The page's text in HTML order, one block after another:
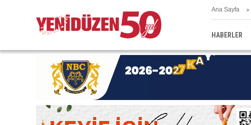
Ana Sayfa
HABERLER